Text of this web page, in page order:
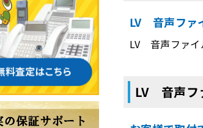
LV 音声ファ
LV 音声ファ
LV 音声フ